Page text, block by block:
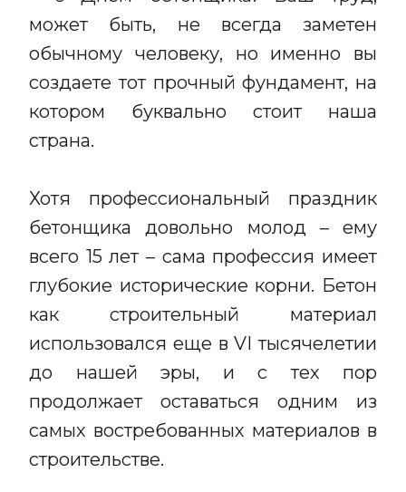
может быть, не всегда заметен
обычному человеку, но именно вы
создаете тот прочный фундамент, на
котором буквально стоит наша
страна.
Хотя профессиональный праздник
бетонщика довольно молод – ему
всего 15 лет – сама профессия имеет
глубокие исторические корни. Бетон
как строительный материал
использовался еще в VI тысячелетии
до нашей эры, и с тех пор
продолжает оставаться одним из
самых востребованных материалов в
строительстве.